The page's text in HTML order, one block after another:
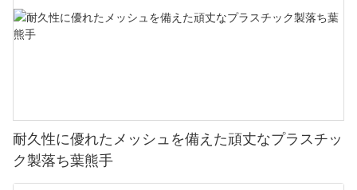
耐久性に優れたメッシュを備えた頑丈なプラスチッ
ク製落ち葉熊手